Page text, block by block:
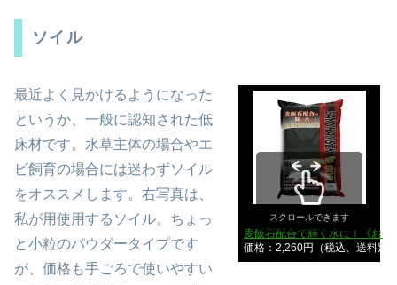
ソイル
麦飯石配合で輝く水に！《お
価格：2,260円（税込、送料別
スクロールできます
最近よく見かけるようになった
というか、一般に認知された低
床材です。水草主体の場合やエ
ビ飼育の場合には迷わずソイル
をオススメします。右写真は、
私が用使用するソイル。ちょっ
と小粒のパウダータイプです
が、価格も手ごろで使いやすい